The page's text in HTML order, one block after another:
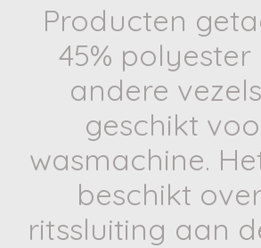
Producten
45% polyester
andere
geschikt
wasmachine.
beschikt
ritssluiting aan